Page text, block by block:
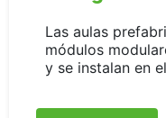
Las aulas
módulos
y se instalan en